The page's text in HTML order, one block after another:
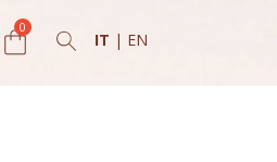
IT | EN